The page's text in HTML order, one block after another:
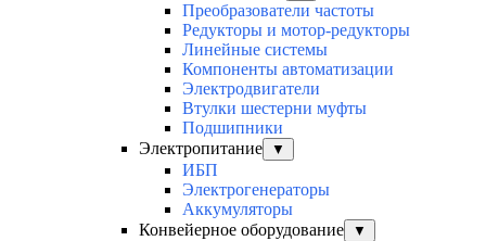
Преобразователи частоты
Редукторы и мотор-редукторы
Линейные системы
Компоненты автоматизации
Электродвигатели
Втулки шестерни муфты
Подшипники
Электропитание
▼
ИБП
Электрогенераторы
Аккумуляторы
Конвейерное оборудование
▼